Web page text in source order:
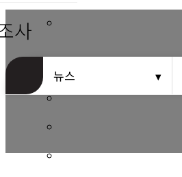
회비 안내
동문ID카드 발급
사
뉴스